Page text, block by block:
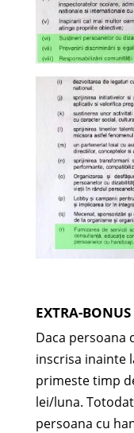
EXTRA-BONUS
Daca persoana
inscrisa inainte
primeste timp
lei/luna.
persoana cu